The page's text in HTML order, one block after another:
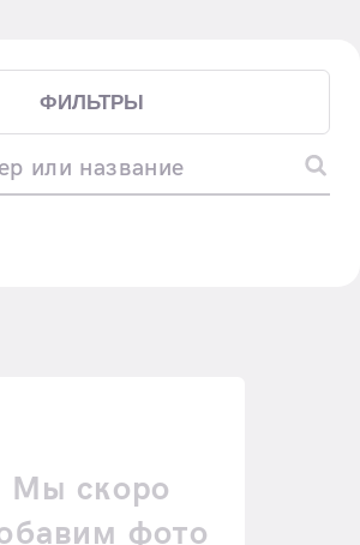
или название
ФИЛЬТРЫ
Мы скоро
фото